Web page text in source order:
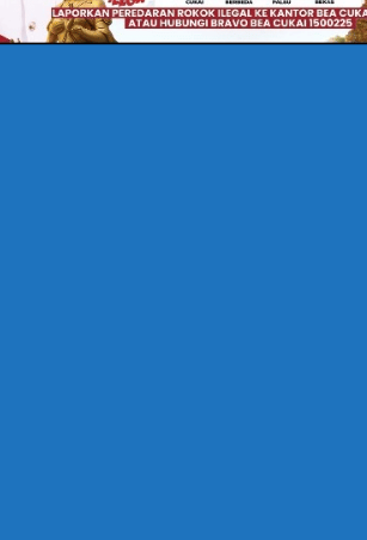
Dr. Drs. ARIEF
KEHIDUPAN